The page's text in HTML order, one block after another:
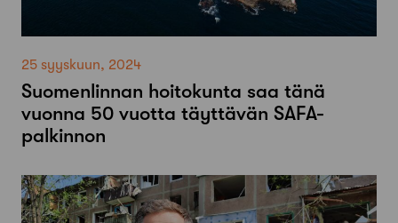
25 syyskuun, 2024
Suomenlinnan hoitokunta saa tänä
vuonna 50 vuotta täyttävän SAFA-
palkinnon